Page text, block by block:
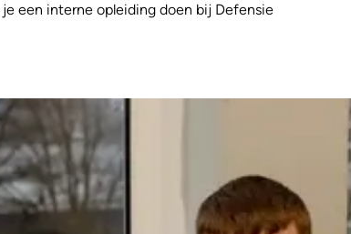
een interne opleiding doen bij Defensie